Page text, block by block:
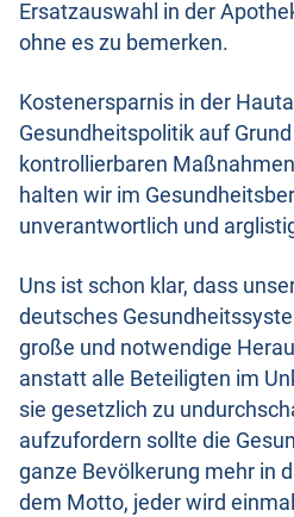
Ersatzauswahl in der
ohne es zu bemerken.
Kostenersparnis in der
Gesundheitspolitik auf
kontrollierbaren
halten wir im
unverantwortlich und
Uns ist schon klar, dass
deutsches
große und notwendige
anstatt alle Beteiligten im
sie gesetzlich zu
aufzufordern sollte die
ganze Bevölkerung mehr in
dem Motto, jeder wird